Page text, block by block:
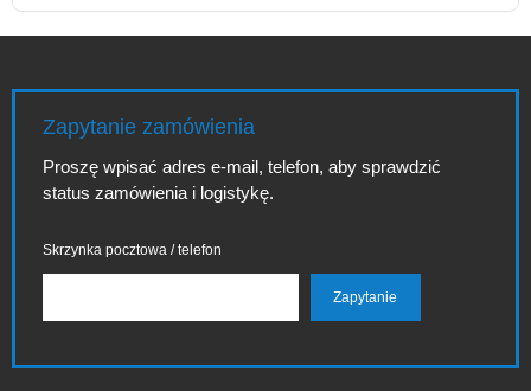
Zapytanie zamówienia
Proszę wpisać adres e-mail, telefon, aby sprawdzić
status zamówienia i logistykę.
Skrzynka pocztowa / telefon